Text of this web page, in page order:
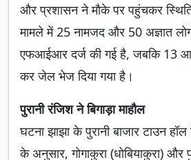
और प्रशासन ने मौके पर पहुंचकर
मामले में 25 नामजद और 50 अज्ञात
एफआईआर दर्ज की गई है, जबकि 13
कर जेल भेज दिया गया है।
पुरानी रंजिश ने बिगाड़ा माहौल
घटना झाझा के पुरानी बाजार टाउन
के अनुसार, गोगाकुरा (धोबियाकुरा) और